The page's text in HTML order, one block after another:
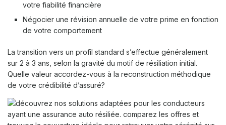
votre fiabilité financière
Négocier une révision annuelle de votre prime en fonction
de votre comportement
La transition vers un profil standard s’effectue généralement
sur 2 à 3 ans, selon la gravité du motif de résiliation initial.
Quelle valeur accordez-vous à la reconstruction méthodique
de votre crédibilité d’assuré?